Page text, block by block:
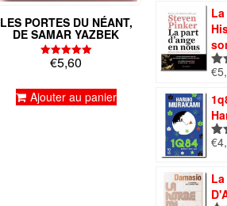
LES PORTES DU NÉANT,
DE SAMAR YAZBEK
Note
5.00
€5,60
Ajouter au panier
€
€